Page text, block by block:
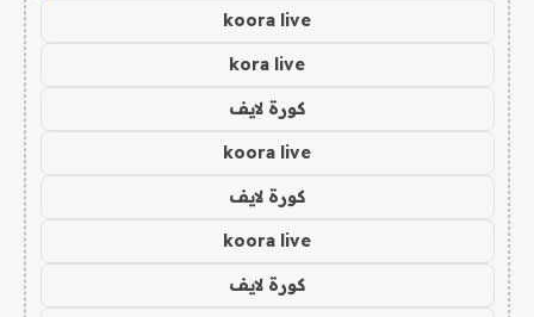
koora live
kora live
كورة لايف
koora live
كورة لايف
koora live
كورة لايف